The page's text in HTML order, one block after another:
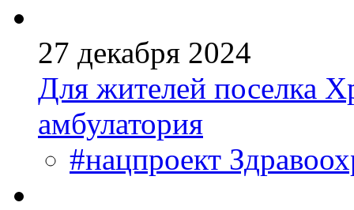
27 декабря 2024
Для жителей поселка
амбулатория
#нацпроект